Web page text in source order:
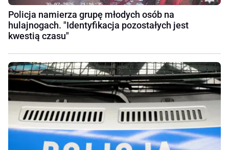
Policja namierza grupę młodych osób na
hulajnogach. "Identyfikacja pozostałych jest
kwestią czasu"